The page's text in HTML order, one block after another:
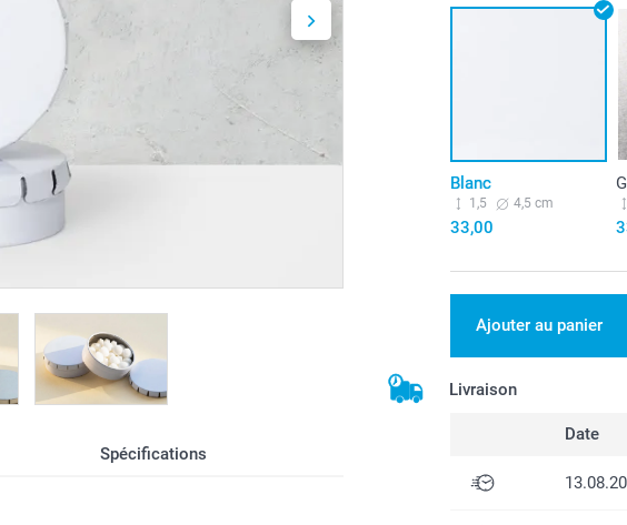
Spécifications
Blanc
1,5 4,5 cm
33,00
Ajouter au panier
Livraison
Date